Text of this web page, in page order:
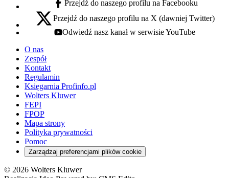
facebook - otwiera się w nowej karcie
Przejdź do naszego profilu na Facebooku
x - otwiera się w nowej karcie
Przejdź do naszego profilu na X (dawniej Twitter)
youtube - otwiera się w nowej karcie
Odwiedź nasz kanał w serwisie YouTube
O nas
Zespół
Kontakt
Regulamin
Księgarnia Profinfo.pl
Wolters Kluwer
FEPI
FPOP
Mapa strony
Polityka prywatności
Pomoc
Zarządzaj preferencjami plików cookie
© 2026 Wolters Kluwer